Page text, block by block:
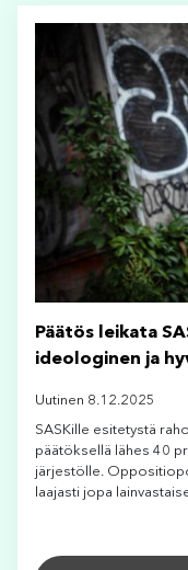
Päätös leikata
ideologinen ja
Uutinen 8.12.2025
SASKille esitetystä
päätöksellä lähes 40
järjestölle.
laajasti jopa